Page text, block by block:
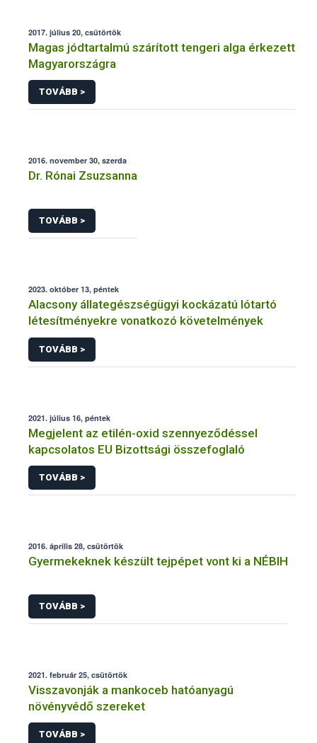
2017. július 20, csütörtök
Magas jódtartalmú szárított tengeri alga érkezett
Magyarországra
TOVÁBB >
2016. november 30, szerda
Dr. Rónai Zsuzsanna
TOVÁBB >
2023. október 13, péntek
Alacsony állategészségügyi kockázatú lótartó
létesítményekre vonatkozó követelmények
TOVÁBB >
2021. július 16, péntek
Megjelent az etilén-oxid szennyeződéssel
kapcsolatos EU Bizottsági összefoglaló
TOVÁBB >
2016. április 28, csütörtök
Gyermekeknek készült tejpépet vont ki a NÉBIH
TOVÁBB >
2021. február 25, csütörtök
Visszavonják a mankoceb hatóanyagú
növényvédő szereket
TOVÁBB >